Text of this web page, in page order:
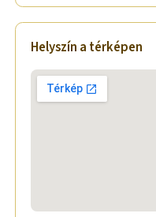
Helyszín a térképen